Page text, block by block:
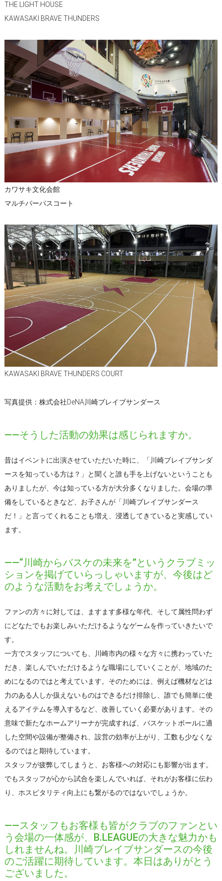
THE LIGHT HOUSE
KAWASAKI BRAVE THUNDERS
カワサキ文化会館
マルチパーパスコート
KAWASAKI BRAVE THUNDERS COURT
写真提供：株式会社DeNA川崎ブレイブサンダース
――そうした活動の効果は感じられますか。
昔はイベントに出演させていただいた時に、「川崎ブレイブサンダ
ースを知っている方は？」と聞くと誰も手を上げないということも
ありましたが、今は知っている方が大分多くなりました。会場の準
備をしているときなど、お子さんが「川崎ブレイブサンダース
だ！」と言ってくれることも増え、浸透してきていると実感してい
ます。
――“川崎からバスケの未来を”というクラブミッ
ションを掲げていらっしゃいますが、今後はど
のような活動をお考えでしょうか。
ファンの方々に対しては、ますます多様な年代、そして属性問わず
にどなたでもお楽しみいただけるようなゲームを作っていきたいで
す。
一方でスタッフについても、川崎市内の様々な方々に携わっていた
だき、楽しんでいただけるような職場にしていくことが、地域のた
めになるのではと考えています。そのためには、例えば機材などは
力のある人しか扱えないものはできるだけ排除し、誰でも簡単に使
えるアイテムを導入するなど、改善していく必要があります。その
意味で新たなホームアリーナが完成すれば、バスケットボールに適
した空間や設備が整備され、設営の効率が上がり、工数も少なくな
るのではと期待しています。
スタッフが疲弊してしまうと、お客様への対応にも影響が出ます。
でもスタッフが心から試合を楽しんでいれば、それがお客様に伝わ
り、ホスピタリティ向上にも繋がるのではないでしょうか。
――スタッフもお客様も皆がクラブのファンとい
う会場の一体感が、B.LEAGUEの大きな魅力かも
しれませんね。川崎ブレイブサンダースの今後
のご活躍に期待しています。本日はありがとう
ございました。